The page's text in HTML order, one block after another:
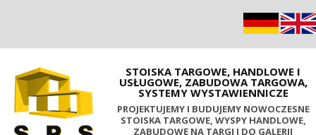
STOISKA TARGOWE, HANDLOWE I
USŁUGOWE, ZABUDOWA TARGOWA,
SYSTEMY WYSTAWIENNICZE
PROJEKTUJEMY I BUDUJEMY NOWOCZESNE
STOISKA TARGOWE, WYSPY HANDLOWE,
ZABUDOWĘ NA TARGI I DO GALERII